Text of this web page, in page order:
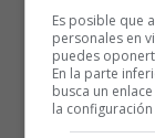
Es posible que
personales en
puedes
En la parte
busca un
la